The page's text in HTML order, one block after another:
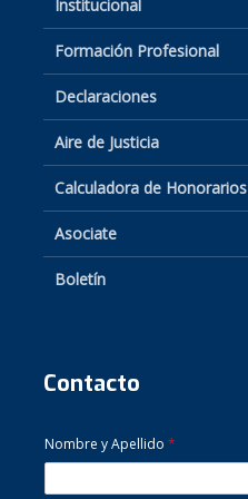
Institucional
Formación Profesional
Declaraciones
Aire de Justicia
Calculadora de Honorarios
Asociate
Boletín
Contacto
Nombre y Apellido *